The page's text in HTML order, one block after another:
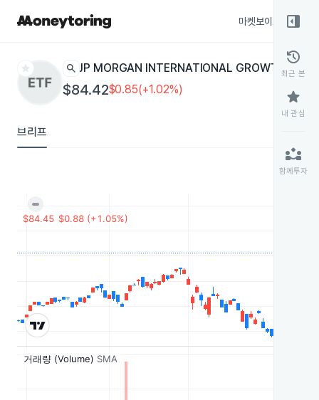
마켓보이스
star search JP MORGAN INTERNATIONAL GROWTHJIG ETF
$84.42$0.85(+1.02%)
브리프
right_panel_open
history
최근 본
star
내 관심
partner_exchange
함께투자